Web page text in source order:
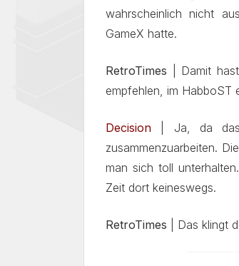
wahrscheinlich nicht
GameX hatte.
RetroTimes | Damit
empfehlen, im HabboST
Decision | Ja, da das
zusammenzuarbeiten.
man sich toll
Zeit dort keineswegs.
RetroTimes | Das klingt